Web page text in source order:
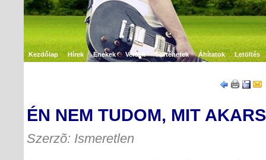
Kezdőlap Hírek Énekek Versek Történetek Áhítatok Letöltés
ÉN NEM TUDOM, MIT
Szerzõ: Ismeretlen